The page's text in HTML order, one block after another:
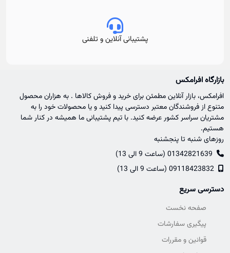
پشتیبانی آنلاین و تلفنی
بازارگاه افرامکس
افرامکس، بازار آنلاین مطمئن برای خرید و فروش کالاها . به هزاران محصول
متنوع از فروشندگان معتبر دسترسی پیدا کنید و یا محصولات خود را به
مشتریان سراسر کشور عرضه کنید. با تیم پشتیبانی ما همیشه در کنار شما
هستیم.
روزهای شنبه تا پنجشنبه
01342821639 (ساعت 9 الی 13)
09118423832 (ساعت 9 الی 13)
دسترسی سریع
صفحه نخست
پیگیری سفارشات
قوانین و مقررات